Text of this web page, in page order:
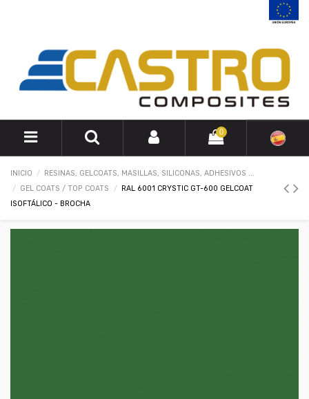
0
INICIO
RESINAS, GELCOATS, MASILLAS, SILICONAS, ADHESIVOS ...
GEL COATS / TOP COATS
RAL 6001 CRYSTIC GT-600 GELCOAT
ISOFTÁLICO - BROCHA